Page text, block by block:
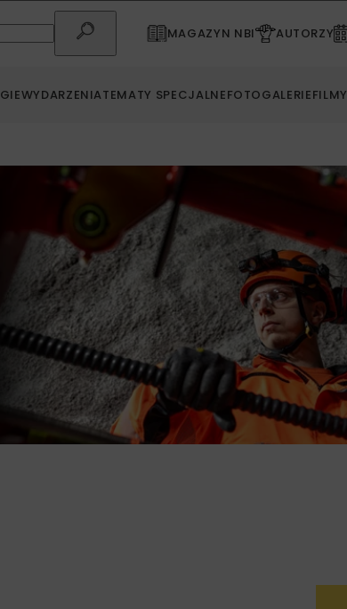
MAGAZYN NBI AUTORZY
WYDARZENIATEMATY SPECJALNEFOTOGALERIEFILMY